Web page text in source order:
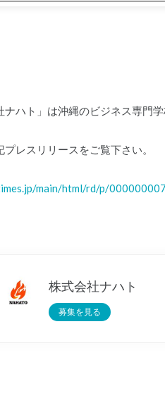
ナハト」は沖縄のビジネス専門
プレスリリースをご覧下さい。
main/html/rd/p/
株式会社ナハト
募集を見る